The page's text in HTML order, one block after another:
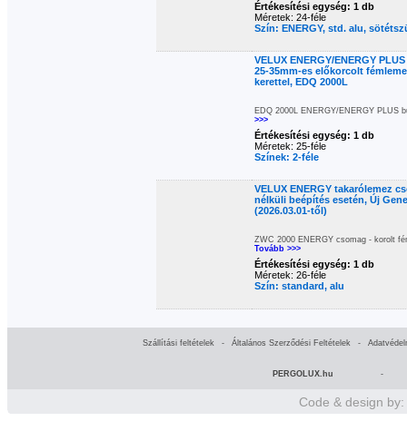
Értékesítési egység: 1 db
Méretek: 24-féle
Szín: ENERGY, std. alu,
VELUX ENERGY/ENERGY
25-35mm-es előkorcolt
kerettel, EDQ 2000L
EDQ 2000L ENERGY/ENERGY
>>>
Értékesítési egység: 1 db
Méretek: 25-féle
Színek: 2-féle
VELUX ENERGY takarólemez
nélküli beépítés esetén, Új
(2026.03.01-től)
ZWC 2000 ENERGY csomag - korolt
Tovább >>>
Értékesítési egység: 1 db
Méretek: 26-féle
Szín: standard, alu
Szállítási feltételek - Általános Szerződési Feltételek -
PERGOLUX.hu -
Code & design by: